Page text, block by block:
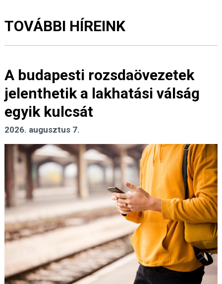
TOVÁBBI HÍREINK
A budapesti rozsdaövezetek
jelenthetik a lakhatási válság
egyik kulcsát
2026. augusztus 7.